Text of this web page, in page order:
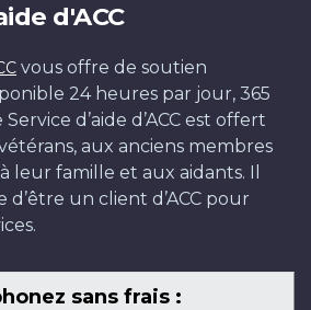
d'ACC
vous offre de soutien
24 heures par jour, 365
d’aide d’ACC est offert
aux anciens membres
leur famille et aux aidants. Il
d’être un client d’ACC pour
sans frais :